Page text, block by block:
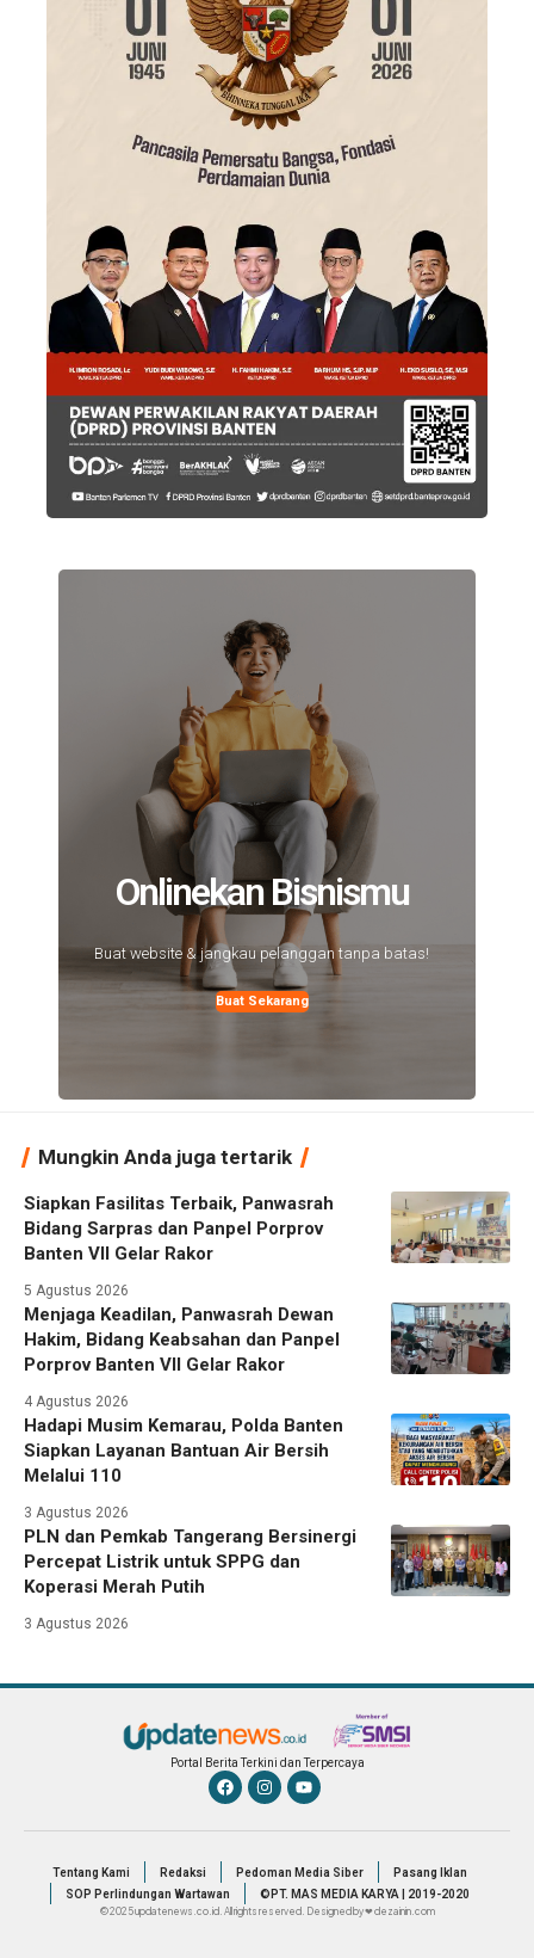
Onlinekan Bisnismu
Buat website & jangkau pelanggan tanpa batas!
Buat Sekarang
Mungkin Anda juga tertarik
Siapkan Fasilitas Terbaik, Panwasrah
Bidang Sarpras dan Panpel Porprov
Banten VII Gelar Rakor
5 Agustus 2026
Menjaga Keadilan, Panwasrah Dewan
Hakim, Bidang Keabsahan dan Panpel
Porprov Banten VII Gelar Rakor
4 Agustus 2026
Hadapi Musim Kemarau, Polda Banten
Siapkan Layanan Bantuan Air Bersih
Melalui 110
3 Agustus 2026
PLN dan Pemkab Tangerang Bersinergi
Percepat Listrik untuk SPPG dan
Koperasi Merah Putih
3 Agustus 2026
Portal Berita Terkini dan Terpercaya
Tentang Kami Redaksi Pedoman Media Siber
Pasang Iklan
SOP Perlindungan Wartawan
©PT. MAS MEDIA KARYA | 2019-2020
© 2025 updatenews.co.id. All rights reserved. Designed by ❤ dezainin.com